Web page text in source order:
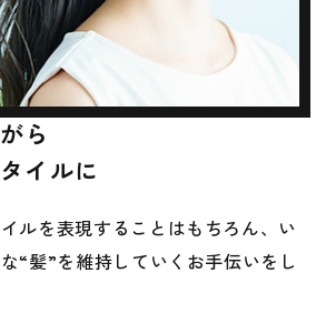
ら
イルに
ルを表現することはもちろん、 い
“髪”を維持していくお手伝いをし